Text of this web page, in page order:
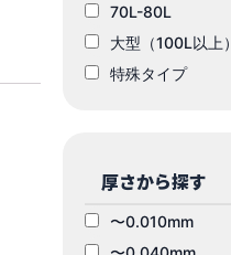
70L-80L
大型（100L以上）
特殊タイプ
厚さから探す
〜0.010mm